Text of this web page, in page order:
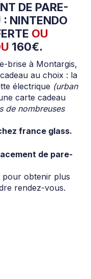
DE PARE-
: NINTENDO
OU
160€.
brise à Montargis,
au choix : la
électrique (urban
carte cadeau
de nombreuses
france glass.
de pare-
pour obtenir plus
rendez-vous.